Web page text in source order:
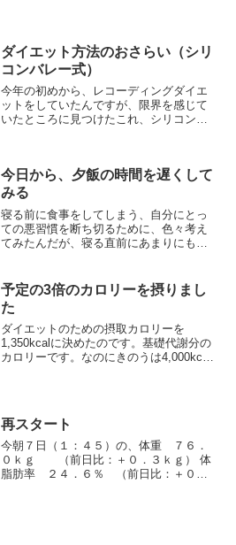
(前日比：-1...
ダイエット方法のおさらい（シリ
コンバレー式）
今年の初めから、レコーディングダイエ
ットをしていたんですが、限界を感じて
いたところに見つけたこれ、シリコンバ
介した本、なんとな...
今日から、夕飯の時間を遅くして
みる
寝る前に食事をしてしまう、自分にとっ
ての悪習慣を断ち切るために、色々考え
てみたんだが、寝る直前にあまりにもの
16時頃にしていたのだ。寝る時間が最速
で20時なので、このくら...
予定の3倍のカロリーを摂りまし
た
ダイエットのための摂取カロリーを
1,350kcalに決めたのです。基礎代謝分の
カロリーです。なのにきのうは4,000kcal
再スタート
今朝７日（１：４５）の、体重 ７６．
０ｋｇ （前日比：＋０．３ｋｇ） 体
脂肪率 ２４．６％ （前日比：＋０．